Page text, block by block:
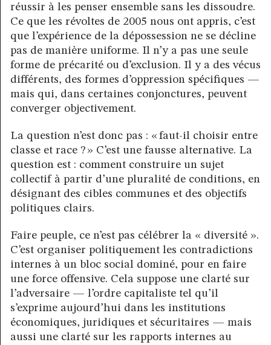
réussir à les penser ensemble sans les dissoudre.
Ce que les révoltes de 2005 nous ont appris, c’est
que l’expérience de la dépossession ne se décline
pas de manière uniforme. Il n’y a pas une seule
forme de précarité ou d’exclusion. Il y a des vécus
différents, des formes d’oppression spécifiques —
mais qui, dans certaines conjonctures, peuvent
converger objectivement.
La question n’est donc pas : « faut-il choisir entre
classe et race ? » C’est une fausse alternative. La
question est : comment construire un sujet
collectif à partir d’une pluralité de conditions, en
désignant des cibles communes et des objectifs
politiques clairs.
Faire peuple, ce n’est pas célébrer la « diversité ».
C’est organiser politiquement les contradictions
internes à un bloc social dominé, pour en faire
une force offensive. Cela suppose une clarté sur
l’adversaire — l’ordre capitaliste tel qu’il
s’exprime aujourd’hui dans les institutions
économiques, juridiques et sécuritaires — mais
aussi une clarté sur les rapports internes au